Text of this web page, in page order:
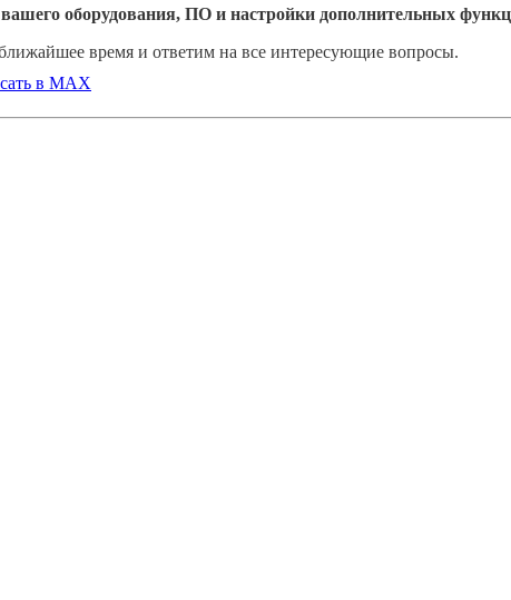
оборудования, ПО и настройки дополнительных
время и ответим на все интересующие вопросы.
в MAX